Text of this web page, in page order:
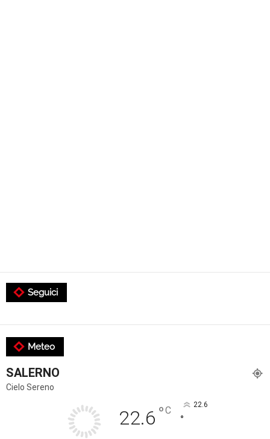
Seguici
Meteo
SALERNO
Cielo Sereno
22.6 °C 22.6
°